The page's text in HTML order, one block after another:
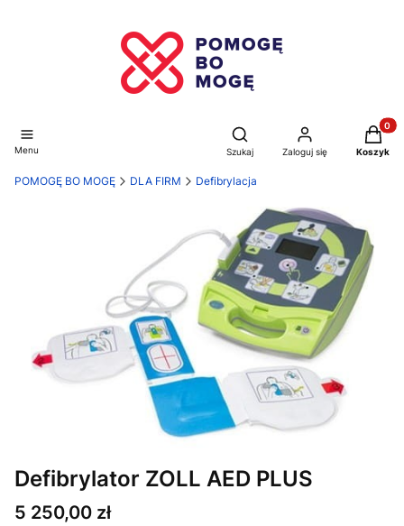
Menu
Otwórz wyszukiwarkę
Szukaj Zaloguj się Koszyk
POMOGĘ BO MOGĘ DLA FIRM Defibrylacja
Defibrylator ZOLL AED PLUS
Cena
5 250,00 zł